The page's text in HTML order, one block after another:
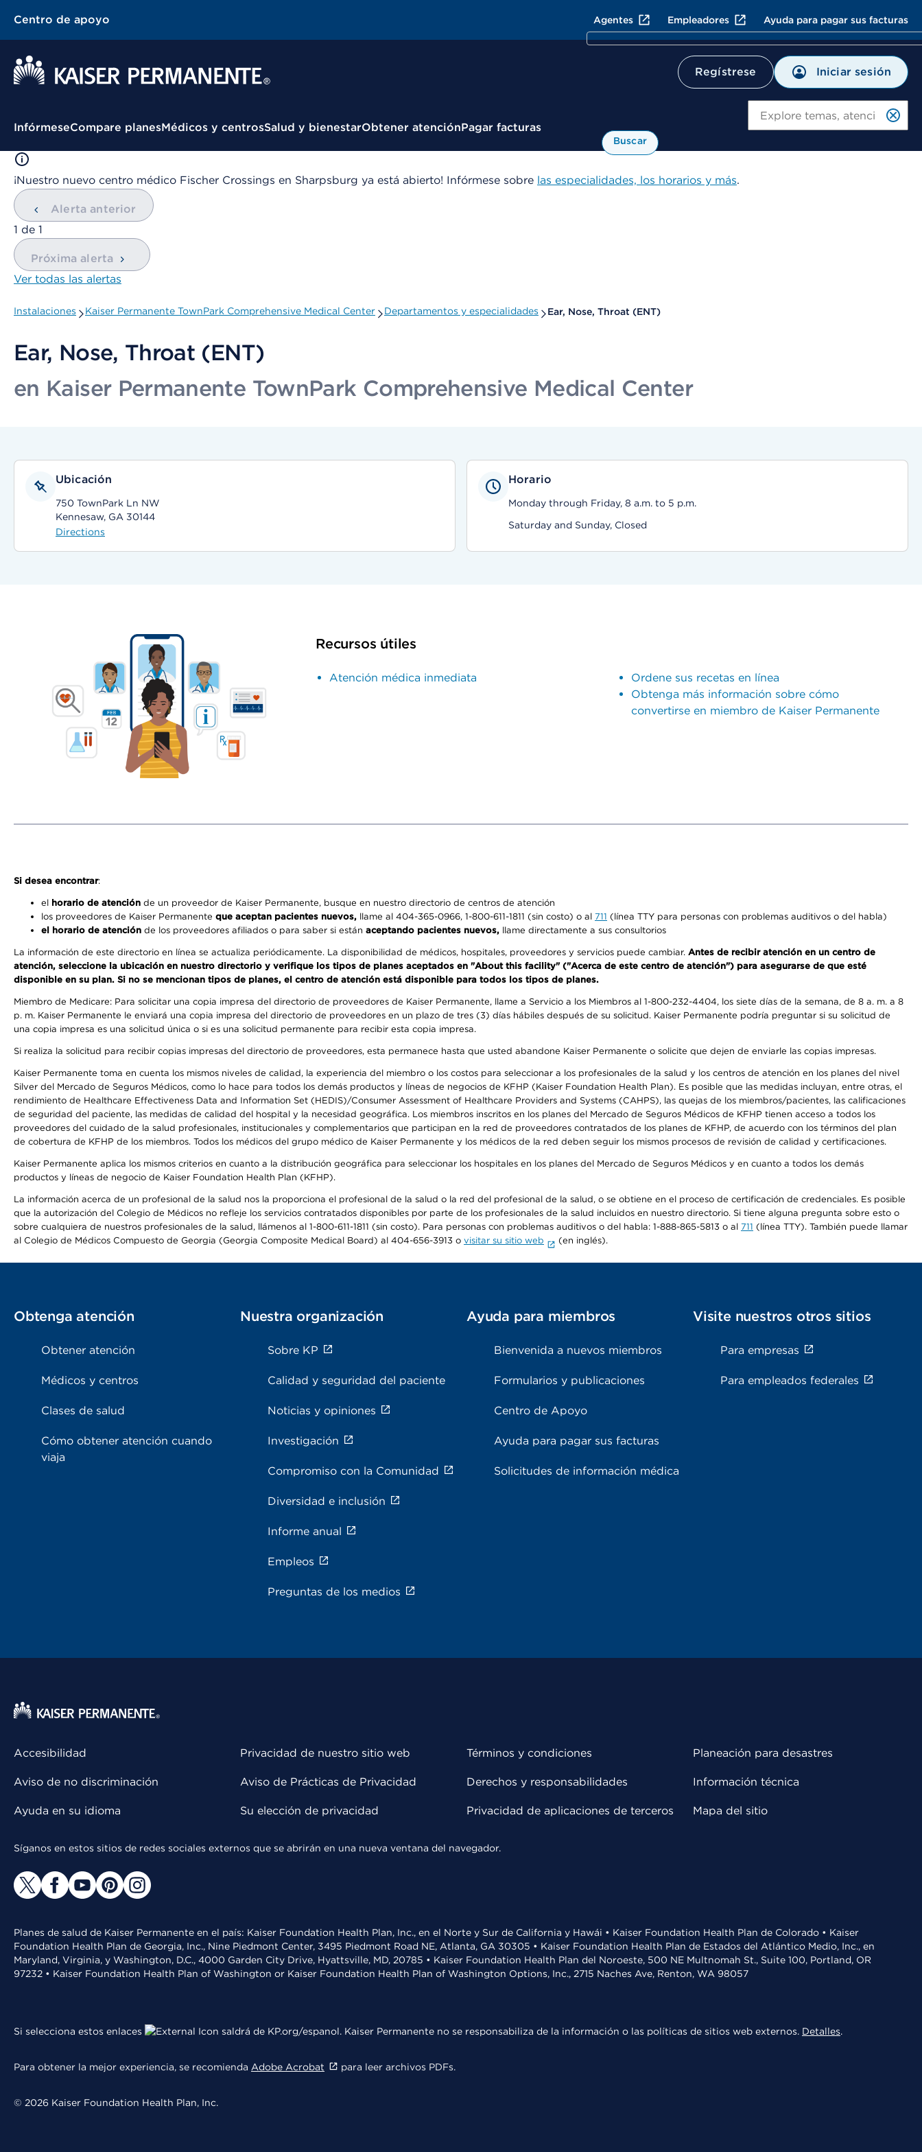
Centro de apoyo Agentes Empleadores Ayuda para pagar sus facturas
Regístrese Iniciar sesión
Menú contextual
InfórmeseCompare planesMédicos y centrosSalud y bienestarObtener atenciónPagar facturas
Buscar
¡Nuestro nuevo centro médico Fischer Crossings en Sharpsburg ya está abierto! Infórmese sobre las especialidades, los horarios y más.
Alerta anterior
mostrando
1 de 1
Próxima alerta
Ver todas las alertas
Instalaciones Kaiser Permanente TownPark Comprehensive Medical Center Departamentos y especialidades Ear, Nose, Throat (ENT)
Ear, Nose, Throat (ENT)
en Kaiser Permanente TownPark Comprehensive Medical Center
Ubicación
750 TownPark Ln NW
Kennesaw, GA 30144
Directions
Horario
Monday through Friday, 8 a.m. to 5 p.m.
Saturday and Sunday, Closed
Recursos útiles
Atención médica inmediata
Ordene sus recetas en línea
Obtenga más información sobre cómo
convertirse en miembro de Kaiser Permanente
Si desea encontrar:
el horario de atención de un proveedor de Kaiser Permanente, busque en nuestro directorio de centros de atención
los proveedores de Kaiser Permanente que aceptan pacientes nuevos, llame al 404-365-0966, 1-800-611-1811 (sin costo) o al 711 (línea TTY para personas con problemas auditivos o del habla)
el horario de atención de los proveedores afiliados o para saber si están aceptando pacientes nuevos, llame directamente a sus consultorios
La información de este directorio en línea se actualiza periódicamente. La disponibilidad de médicos, hospitales, proveedores y servicios puede cambiar. Antes de recibir atención en un centro de
atención, seleccione la ubicación en nuestro directorio y verifique los tipos de planes aceptados en "About this facility" ("Acerca de este centro de atención") para asegurarse de que esté
disponible en su plan. Si no se mencionan tipos de planes, el centro de atención está disponible para todos los tipos de planes.
Miembro de Medicare: Para solicitar una copia impresa del directorio de proveedores de Kaiser Permanente, llame a Servicio a los Miembros al 1-800-232-4404, los siete días de la semana, de 8 a. m. a 8
p. m. Kaiser Permanente le enviará una copia impresa del directorio de proveedores en un plazo de tres (3) días hábiles después de su solicitud. Kaiser Permanente podría preguntar si su solicitud de
una copia impresa es una solicitud única o si es una solicitud permanente para recibir esta copia impresa.
Si realiza la solicitud para recibir copias impresas del directorio de proveedores, esta permanece hasta que usted abandone Kaiser Permanente o solicite que dejen de enviarle las copias impresas.
Kaiser Permanente toma en cuenta los mismos niveles de calidad, la experiencia del miembro o los costos para seleccionar a los profesionales de la salud y los centros de atención en los planes del nivel
Silver del Mercado de Seguros Médicos, como lo hace para todos los demás productos y líneas de negocios de KFHP (Kaiser Foundation Health Plan). Es posible que las medidas incluyan, entre otras, el
rendimiento de Healthcare Effectiveness Data and Information Set (HEDIS)/Consumer Assessment of Healthcare Providers and Systems (CAHPS), las quejas de los miembros/pacientes, las calificaciones
de seguridad del paciente, las medidas de calidad del hospital y la necesidad geográfica. Los miembros inscritos en los planes del Mercado de Seguros Médicos de KFHP tienen acceso a todos los
proveedores del cuidado de la salud profesionales, institucionales y complementarios que participan en la red de proveedores contratados de los planes de KFHP, de acuerdo con los términos del plan
de cobertura de KFHP de los miembros. Todos los médicos del grupo médico de Kaiser Permanente y los médicos de la red deben seguir los mismos procesos de revisión de calidad y certificaciones.
Kaiser Permanente aplica los mismos criterios en cuanto a la distribución geográfica para seleccionar los hospitales en los planes del Mercado de Seguros Médicos y en cuanto a todos los demás
productos y líneas de negocio de Kaiser Foundation Health Plan (KFHP).
La información acerca de un profesional de la salud nos la proporciona el profesional de la salud o la red del profesional de la salud, o se obtiene en el proceso de certificación de credenciales. Es posible
que la autorización del Colegio de Médicos no refleje los servicios contratados disponibles por parte de los profesionales de la salud incluidos en nuestro directorio. Si tiene alguna pregunta sobre esto o
sobre cualquiera de nuestros profesionales de la salud, llámenos al 1-800-611-1811 (sin costo). Para personas con problemas auditivos o del habla: 1-888-865-5813 o al 711 (línea TTY). También puede llamar
al Colegio de Médicos Compuesto de Georgia (Georgia Composite Medical Board) al 404-656-3913 o visitar su sitio web (en inglés).
Obtenga atención
Obtener atención
Médicos y centros
Clases de salud
Cómo obtener atención cuando
viaja
Nuestra organización
Sobre KP
Calidad y seguridad del paciente
Noticias y opiniones
Investigación
Compromiso con la Comunidad
Diversidad e inclusión
Informe anual
Empleos
Preguntas de los medios
Ayuda para miembros
Bienvenida a nuevos miembros
Formularios y publicaciones
Centro de Apoyo
Ayuda para pagar sus facturas
Solicitudes de información médica
Visite nuestros otros sitios
Para empresas
Para empleados federales
Accesibilidad
Aviso de no discriminación
Ayuda en su idioma
Privacidad de nuestro sitio web
Aviso de Prácticas de Privacidad
Su elección de privacidad
Términos y condiciones
Derechos y responsabilidades
Privacidad de aplicaciones de terceros
Planeación para desastres
Información técnica
Mapa del sitio
Síganos en estos sitios de redes sociales externos que se abrirán en una nueva ventana del navegador.
Planes de salud de Kaiser Permanente en el país: Kaiser Foundation Health Plan, Inc., en el Norte y Sur de California y Hawái • Kaiser Foundation Health Plan de Colorado • Kaiser
Foundation Health Plan de Georgia, Inc., Nine Piedmont Center, 3495 Piedmont Road NE, Atlanta, GA 30305 • Kaiser Foundation Health Plan de Estados del Atlántico Medio, Inc., en
Maryland, Virginia, y Washington, D.C., 4000 Garden City Drive, Hyattsville, MD, 20785 • Kaiser Foundation Health Plan del Noroeste, 500 NE Multnomah St., Suite 100, Portland, OR
97232 • Kaiser Foundation Health Plan of Washington or Kaiser Foundation Health Plan of Washington Options, Inc., 2715 Naches Ave, Renton, WA 98057
Si selecciona estos enlaces saldrá de KP.org/espanol. Kaiser Permanente no se responsabiliza de la información o las políticas de sitios web externos. Detalles.
Para obtener la mejor experiencia, se recomienda Adobe Acrobat para leer archivos PDFs.
© 2026 Kaiser Foundation Health Plan, Inc.